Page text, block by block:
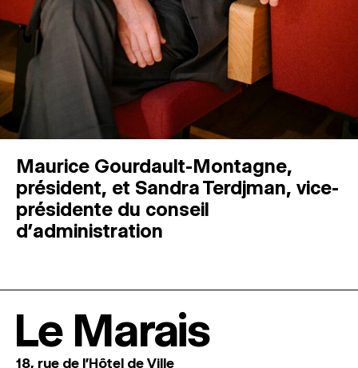
Maurice Gourdault-Montagne,
président, et Sandra Terdjman, vice-
présidente du conseil
d’administration
Le Marais
18, rue de l'Hôtel de Ville